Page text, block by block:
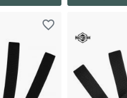
favorite_border